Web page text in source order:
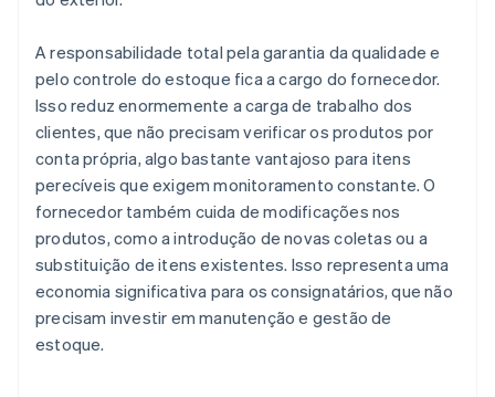
A responsabilidade total pela garantia da qualidade e
pelo controle do estoque fica a cargo do fornecedor.
Isso reduz enormemente a carga de trabalho dos
clientes, que não precisam verificar os produtos por
conta própria, algo bastante vantajoso para itens
perecíveis que exigem monitoramento constante. O
fornecedor também cuida de modificações nos
produtos, como a introdução de novas coletas ou a
substituição de itens existentes. Isso representa uma
economia significativa para os consignatários, que não
precisam investir em manutenção e gestão de
estoque.